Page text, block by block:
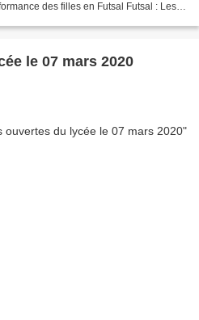
des filles en Futsal Futsal : Les
le 07 mars 2020